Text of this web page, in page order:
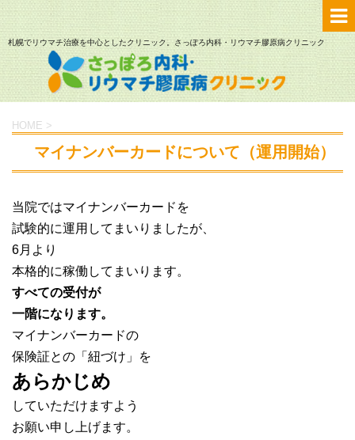
札幌でリウマチ治療を中心としたクリニック。さっぽろ内科・リウマチ膠原病クリニック
HOME >
マイナンバーカードについて（運用開始）
当院ではマイナンバーカードを
試験的に運用してまいりましたが、
6月より
本格的に稼働してまいります。
すべての受付が
一階になります。
マイナンバーカードの
保険証との「紐づけ」を
あらかじめ
していただけますよう
お願い申し上げます。